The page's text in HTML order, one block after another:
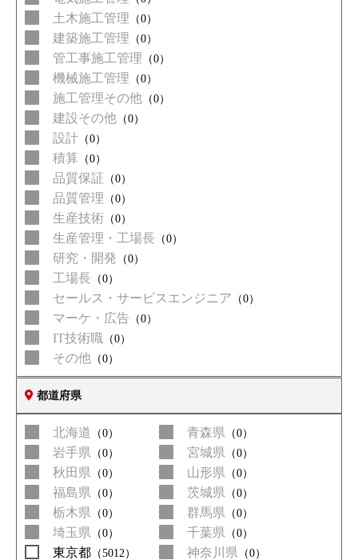
土木施工管理 （0）
建築施工管理 （0）
管工事施工管理 （0）
機械施工管理 （0）
施工管理その他 （0）
建設その他 （0）
設計 （0）
積算 （0）
品質保証 （0）
品質管理 （0）
生産技術 （0）
生産管理・工場長 （0）
研究・開発 （0）
工場長 （0）
セールス・サービスエンジニア （0）
マーケ・広告 （0）
IT技術職 （0）
その他 （0）
都道府県
北海道 （0） 青森県 （0）
岩手県 （0） 宮城県 （0）
秋田県 （0） 山形県 （0）
福島県 （0） 茨城県 （0）
栃木県 （0） 群馬県 （0）
埼玉県 （0） 千葉県 （0）
東京都 （5012） 神奈川県 （0）